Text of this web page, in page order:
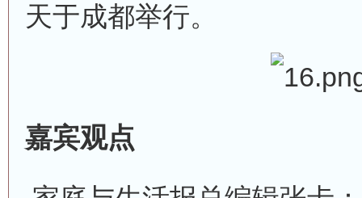
天于成都举行。
嘉宾观点